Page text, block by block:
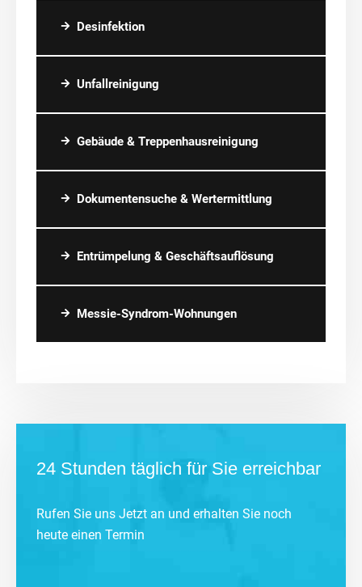
Desinfektion
Unfallreinigung
Gebäude & Treppenhausreinigung
Dokumentensuche & Wertermittlung
Entrümpelung & Geschäftsauflösung
Messie-Syndrom-Wohnungen
24 Stunden täglich für Sie erreichbar
Rufen Sie uns Jetzt an und erhalten Sie noch
heute einen Termin